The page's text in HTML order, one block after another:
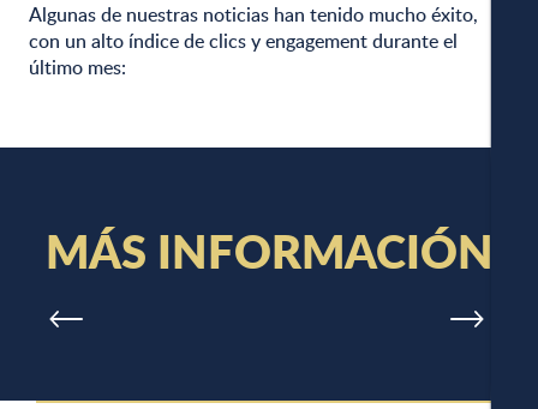
Algunas de nuestras noticias han tenido mucho éxito,
con un alto índice de clics y engagement durante el
último mes:
MÁS INFORMACIÓN
SERVICIO DE RECEPCIÓN DE GRUPOS :
FERIAS Y VISITAS DE PRODUCTOS EN EL